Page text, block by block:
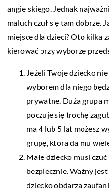
angielskiego. Jednak
maluch czuł się tam dobrze.
miejsce dla dzieci? Oto kilka
kierować przy wyborze
Jeżeli Twoje dziecko
wyborem dla niego
prywatne. Duża grupa
poczuje się trochę
ma 4 lub 5 lat możesz
grupę, która da mu
Małe dziecko musi
bezpiecznie. Ważny
dziecko obdarza